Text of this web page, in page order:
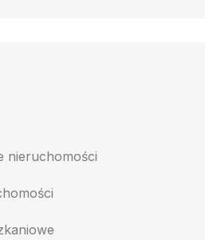
nieruchomości